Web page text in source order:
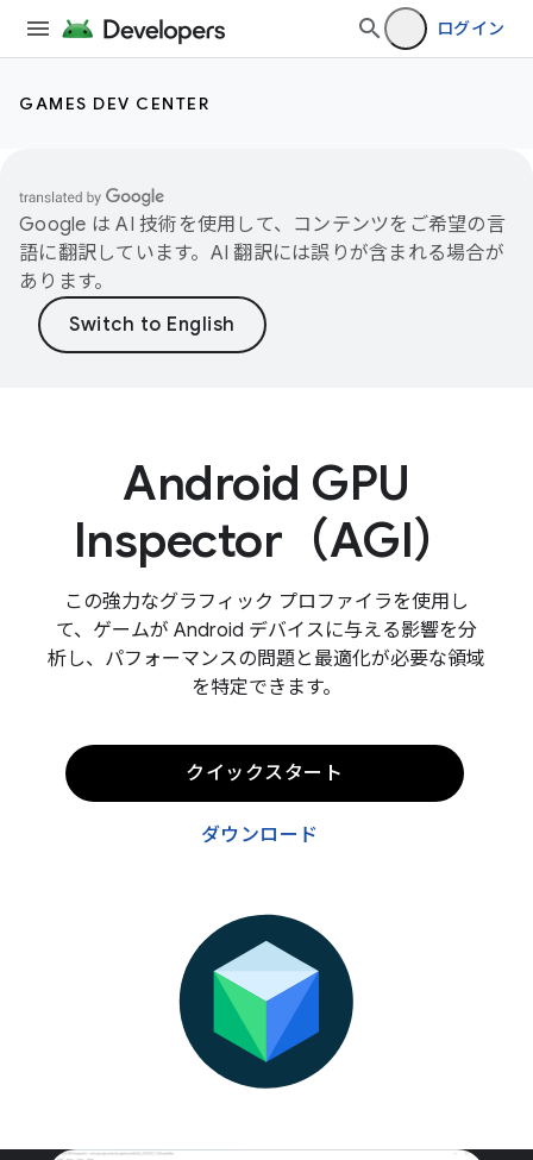
ログイン
GAMES DEV CENTER
Google は AI 技術を使用して、コンテンツをご希望の言
語に翻訳しています。AI 翻訳には誤りが含まれる場合が
あります。
Android GPU
Inspector（AGI）
この強力なグラフィック プロファイラを使用し
て、ゲームが Android デバイスに与える影響を分
析し、パフォーマンスの問題と最適化が必要な領域
を特定できます。
クイックスタート
ダウンロード